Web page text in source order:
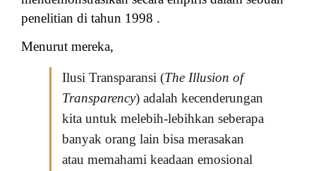
penelitian di tahun 1998 .
Menurut mereka,
Ilusi Transparansi (The Illusion of
Transparency) adalah kecenderungan
kita untuk melebih-lebihkan seberapa
banyak orang lain bisa merasakan
atau memahami keadaan emosional